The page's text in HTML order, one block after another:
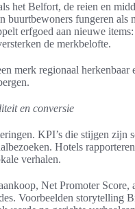
het Belfort, de reien en
buurtbewoners fungeren als
erfgoed aan nieuwe
de merkbelofte.
merk regionaal herkenbaar
en conversie
KPI’s die stijgen zijn
Hotels
verhalen.
Net Promoter
Voorbeelden storytelling